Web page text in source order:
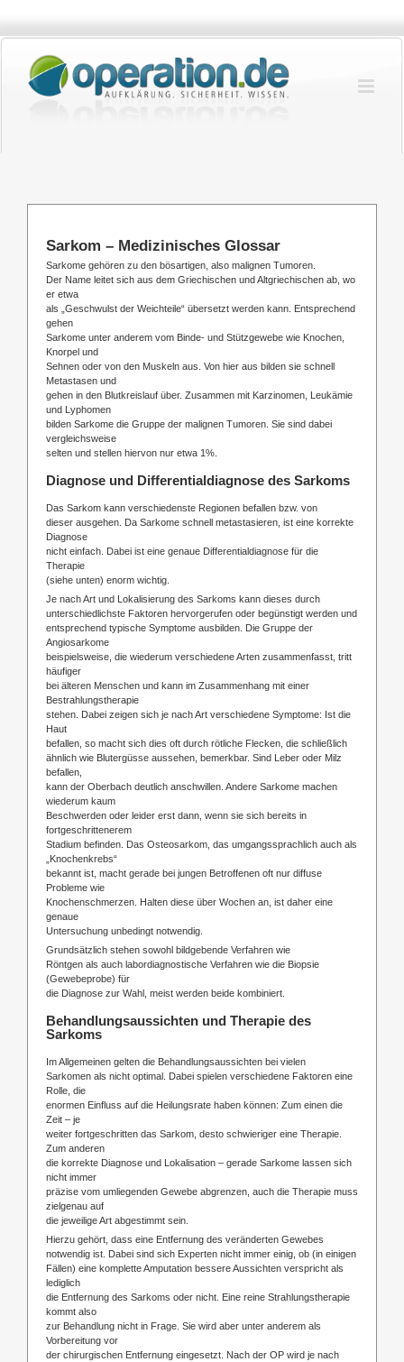
springen
Sarkom – Medizinisches Glossar
Sarkome gehören zu den bösartigen, also malignen Tumoren.
Der Name leitet sich aus dem Griechischen und Altgriechischen ab, wo
er etwa
als „Geschwulst der Weichteile“ übersetzt werden kann. Entsprechend
gehen
Sarkome unter anderem vom Binde- und Stützgewebe wie Knochen,
Knorpel und
Sehnen oder von den Muskeln aus. Von hier aus bilden sie schnell
Metastasen und
gehen in den Blutkreislauf über. Zusammen mit Karzinomen, Leukämie
und Lyphomen
bilden Sarkome die Gruppe der malignen Tumoren. Sie sind dabei
vergleichsweise
selten und stellen hiervon nur etwa 1%.
Diagnose und Differentialdiagnose des Sarkoms
Das Sarkom kann verschiedenste Regionen befallen bzw. von
dieser ausgehen. Da Sarkome schnell metastasieren, ist eine korrekte
Diagnose
nicht einfach. Dabei ist eine genaue Differentialdiagnose für die
Therapie
(siehe unten) enorm wichtig.
Je nach Art und Lokalisierung des Sarkoms kann dieses durch
unterschiedlichste Faktoren hervorgerufen oder begünstigt werden und
entsprechend typische Symptome ausbilden. Die Gruppe der
Angiosarkome
beispielsweise, die wiederum verschiedene Arten zusammenfasst, tritt
häufiger
bei älteren Menschen und kann im Zusammenhang mit einer
Bestrahlungstherapie
stehen. Dabei zeigen sich je nach Art verschiedene Symptome: Ist die
Haut
befallen, so macht sich dies oft durch rötliche Flecken, die schließlich
ähnlich wie Blutergüsse aussehen, bemerkbar. Sind Leber oder Milz
befallen,
kann der Oberbach deutlich anschwillen. Andere Sarkome machen
wiederum kaum
Beschwerden oder leider erst dann, wenn sie sich bereits in
fortgeschrittenerem
Stadium befinden. Das Osteosarkom, das umgangssprachlich auch als
„Knochenkrebs“
bekannt ist, macht gerade bei jungen Betroffenen oft nur diffuse
Probleme wie
Knochenschmerzen. Halten diese über Wochen an, ist daher eine
genaue
Untersuchung unbedingt notwendig.
Grundsätzlich stehen sowohl bildgebende Verfahren wie
Röntgen als auch labordiagnostische Verfahren wie die Biopsie
(Gewebeprobe) für
die Diagnose zur Wahl, meist werden beide kombiniert.
Behandlungsaussichten und Therapie des
Sarkoms
Im Allgemeinen gelten die Behandlungsaussichten bei vielen
Sarkomen als nicht optimal. Dabei spielen verschiedene Faktoren eine
Rolle, die
enormen Einfluss auf die Heilungsrate haben können: Zum einen die
Zeit – je
weiter fortgeschritten das Sarkom, desto schwieriger eine Therapie.
Zum anderen
die korrekte Diagnose und Lokalisation – gerade Sarkome lassen sich
nicht immer
präzise vom umliegenden Gewebe abgrenzen, auch die Therapie muss
zielgenau auf
die jeweilige Art abgestimmt sein.
Hierzu gehört, dass eine Entfernung des veränderten Gewebes
notwendig ist. Dabei sind sich Experten nicht immer einig, ob (in einigen
Fällen) eine komplette Amputation bessere Aussichten verspricht als
lediglich
die Entfernung des Sarkoms oder nicht. Eine reine Strahlungstherapie
kommt also
zur Behandlung nicht in Frage. Sie wird aber unter anderem als
Vorbereitung vor
der chirurgischen Entfernung eingesetzt. Nach der OP wird je nach